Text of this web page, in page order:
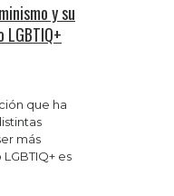
y su
que ha
más
es